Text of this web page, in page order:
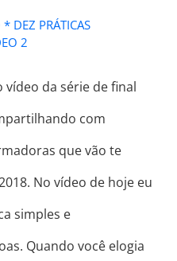
DEZ PRÁTICAS
2
vídeo da série de final
com
que vão te
No vídeo de hoje eu
simples e
Quando você elogia